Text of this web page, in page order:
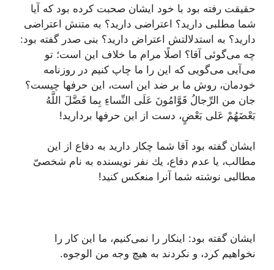
حقیقت رفته بود با خود ایشان صحبت كرده بود كه آیا
شما مطلبى دارید؟ اعتراضى دارید؟ به متنش اعتراضى
دارید؟ به استدلالتش اعتراض دارید؟ بنى صدر گفته بود:
چه مى‌گوئى آقا؟ اصلًا مرام ما خلاف این است؛ تو
مى‌آیى مى‌گویى كه این را ما چاپ كنیم در روزنامه
خودمان، روش ما بر ضد این است، این حرفها چیست؟
جان من‌ الرِّجالُ قَوَّامُونَ عَلَى النِّساءِ بِما فَضَّلَ اللَّهُ
بَعْضَهُمْ عَلى‌ بَعْضٍ‌، دست از این حرفها بردارید!
ایشان گفته بود آقا شما چكار دارید به دفاع از این
مطالب، یا عدم دفاع، یك نفر نویسنده به نام شخصىّ
مطالبى نوشته شما آنرا منعكس كنید!
ایشان گفته بود: اینكار را نمى‌كنیم، ما این كار را
نخواهیم كرد، و نكردند به هیچ وجه من الوجوه.